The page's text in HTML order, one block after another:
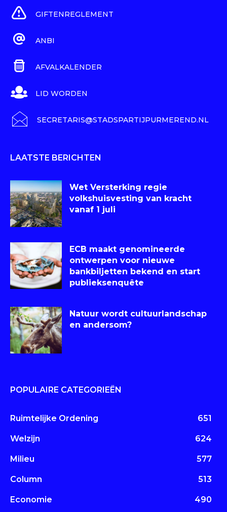
GIFTENREGLEMENT
ANBI
AFVALKALENDER
LID WORDEN
SECRETARIS@STADSPARTIJPURMEREND.NL
LAATSTE BERICHTEN
Wet Versterking regie
volkshuisvesting van kracht
vanaf 1 juli
ECB maakt genomineerde
ontwerpen voor nieuwe
bankbiljetten bekend en start
publieksenquête
Natuur wordt cultuurlandschap
en andersom?
POPULAIRE CATEGORIEËN
Ruimtelijke Ordening 651
Welzijn 624
Milieu 577
Column 513
Economie 490